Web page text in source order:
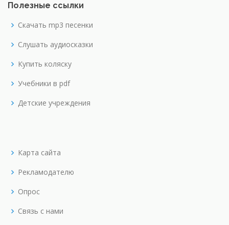
Полезные ссылки
Скачать mp3 песенки
Слушать аудиосказки
Купить коляску
Учебники в pdf
Детские учреждения
Карта сайта
Рекламодателю
Опрос
Связь с нами